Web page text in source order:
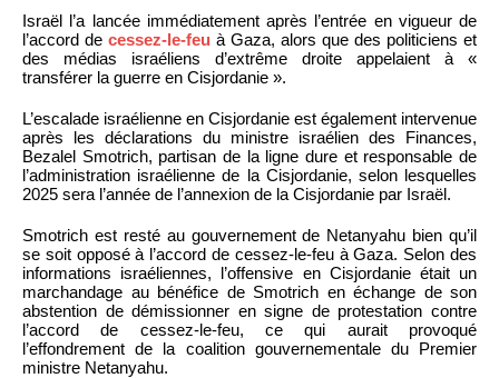
Israël l’a lancée immédiatement après l’entrée en vigueur de
l’accord de cessez-le-feu à Gaza, alors que des politiciens et
des médias israéliens d’extrême droite appelaient à «
transférer la guerre en Cisjordanie ».
L’escalade israélienne en Cisjordanie est également intervenue
après les déclarations du ministre israélien des Finances,
Bezalel Smotrich, partisan de la ligne dure et responsable de
l’administration israélienne de la Cisjordanie, selon lesquelles
2025 sera l’année de l’annexion de la Cisjordanie par Israël.
Smotrich est resté au gouvernement de Netanyahu bien qu’il
se soit opposé à l’accord de cessez-le-feu à Gaza. Selon des
informations israéliennes, l’offensive en Cisjordanie était un
marchandage au bénéfice de Smotrich en échange de son
abstention de démissionner en signe de protestation contre
l’accord de cessez-le-feu, ce qui aurait provoqué
l’effondrement de la coalition gouvernementale du Premier
ministre Netanyahu.